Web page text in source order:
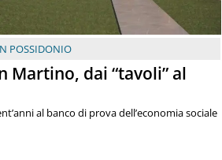
POSSIDONIO
Martino, dai “tavoli” al
al banco di prova dell’economia sociale